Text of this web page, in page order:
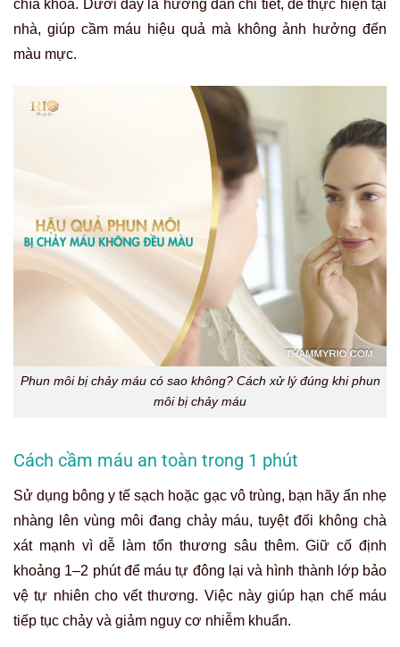
chìa khóa. Dưới đây là hướng dẫn chi tiết, dễ thực hiện tại
nhà, giúp cầm máu hiệu quả mà không ảnh hưởng đến
màu mực.
Phun môi bị chảy máu có sao không? Cách xử lý đúng khi phun
môi bị chảy máu
Cách cầm máu an toàn trong 1 phút
Sử dụng bông y tế sạch hoặc gạc vô trùng, bạn hãy ấn nhẹ
nhàng lên vùng môi đang chảy máu, tuyệt đối không chà
xát mạnh vì dễ làm tổn thương sâu thêm. Giữ cố định
khoảng 1–2 phút để máu tự đông lại và hình thành lớp bảo
vệ tự nhiên cho vết thương. Việc này giúp hạn chế máu
tiếp tục chảy và giảm nguy cơ nhiễm khuẩn.